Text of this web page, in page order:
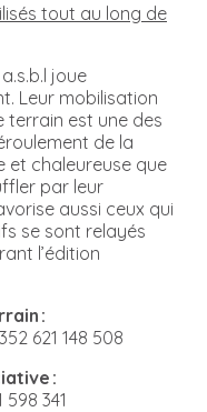
tout au long de
joue
Leur mobilisation
terrain est une des
de la
et chaleureuse que
par leur
aussi ceux qui
se sont relayés
l’édition
:
621 148 508
:
598 341